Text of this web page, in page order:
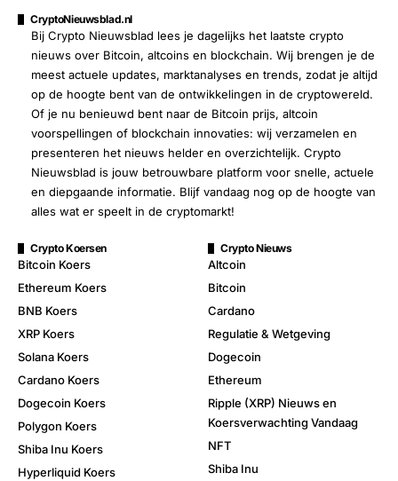
CryptoNieuwsblad.nl
Bij Crypto Nieuwsblad lees je dagelijks het laatste crypto
nieuws over Bitcoin, altcoins en blockchain. Wij brengen je de
meest actuele updates, marktanalyses en trends, zodat je altijd
op de hoogte bent van de ontwikkelingen in de cryptowereld.
Of je nu benieuwd bent naar de Bitcoin prijs, altcoin
voorspellingen of blockchain innovaties: wij verzamelen en
presenteren het nieuws helder en overzichtelijk. Crypto
Nieuwsblad is jouw betrouwbare platform voor snelle, actuele
en diepgaande informatie. Blijf vandaag nog op de hoogte van
alles wat er speelt in de cryptomarkt!
Crypto Koersen
Bitcoin Koers
Ethereum Koers
BNB Koers
XRP Koers
Solana Koers
Cardano Koers
Dogecoin Koers
Polygon Koers
Shiba Inu Koers
Hyperliquid Koers
Crypto Nieuws
Altcoin
Bitcoin
Cardano
Regulatie & Wetgeving
Dogecoin
Ethereum
Ripple (XRP) Nieuws en
Koersverwachting Vandaag
NFT
Shiba Inu